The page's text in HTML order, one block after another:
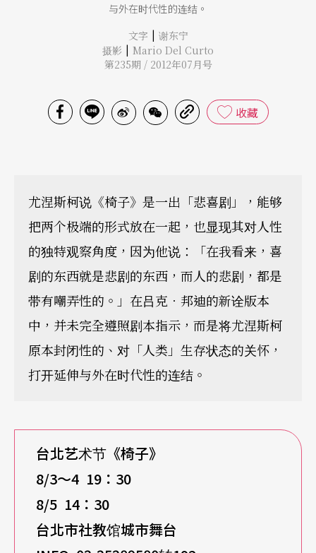
与外在时代性的连结。
文字 | 谢东宁
摄影 | Mario Del Curto
第235期 / 2012年07月号
收藏
尤涅斯柯说《椅子》是一出「悲喜剧」，能够
把两个极端的形式放在一起，也显现其对人性
的独特观察角度，因为他说：「在我看来，喜
剧的东西就是悲剧的东西，而人的悲剧，都是
带有嘲弄性的。」在吕克．邦迪的新诠版本
中，并未完全遵照剧本指示，而是将尤涅斯柯
原本封闭性的、对「人类」生存状态的关怀，
打开延伸与外在时代性的连结。
台北艺术节《椅子》
8/3～4 19：30
8/5 14 ：30
台北市社教馆城市舞台